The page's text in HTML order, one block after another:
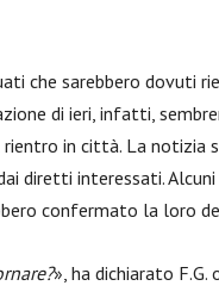
che sarebbero dovuti
di ieri, infatti,
in città. La
diretti interessati.
confermato la loro
», ha dichiarato F.G.